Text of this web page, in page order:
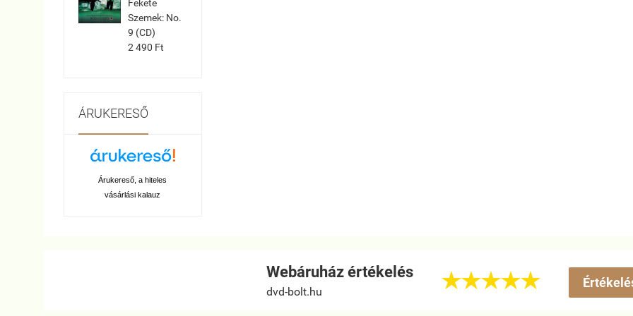
Fekete
Szemek: No.
9 (CD)
2 490 Ft
ÁRUKERESŐ
Árukereső, a hiteles
vásárlási kalauz
Webáruház értékelés
dvd-bolt.hu
